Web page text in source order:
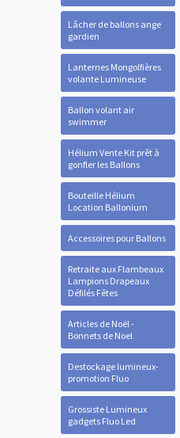
Lâcher de ballons ange
gardien
Lanternes Mongolfières
volante Lumineuse
Ballon volant air
swimmer
Hélium Vente Kit prêt à
gonfler les Ballons
Bouteille Hélium
Location Ballonium
Accessoires pour Ballons
Retraite aux Flambeaux
Lampions Drapeaux
Défilés Fêtes
Articles de Noël -
Bonnets de Noel
Destockage lumineux-
promotion Fluo
Grossiste Lumineux
gadgets Fluo Led